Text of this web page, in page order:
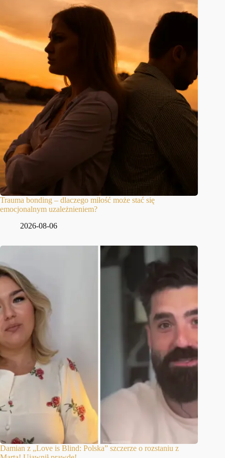
Trauma bonding – dlaczego miłość może stać się
emocjonalnym uzależnieniem?
2026-08-06
Damian z „Love is Blind: Polska” szczerze o rozstaniu z